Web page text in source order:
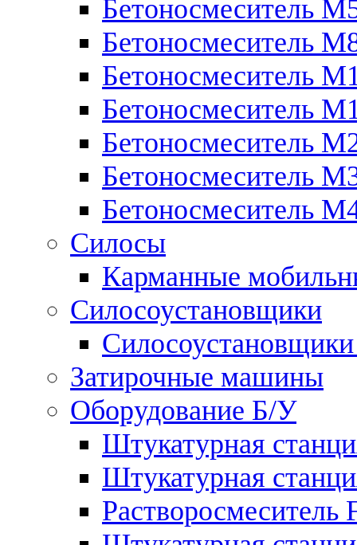
Бетоносмеситель
Бетоносмеситель
Бетоносмеситель
Бетоносмеситель
Бетоносмеситель
Бетоносмеситель
Бетоносмеситель
Силосы
Карманные
Силосоустановщики
Затирочные машины
Оборудование Б/У
Штукатурная
Штукатурная
Растворосмеситель